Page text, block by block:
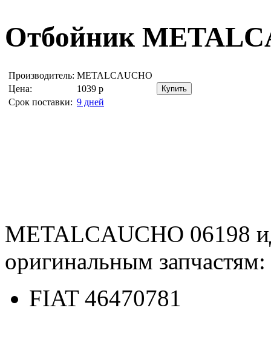
Отбойник
Производитель: METALCAUCHO
Цена:
1039 р
Срок поставки: 9 дней
METALCAUCHO 06198
оригинальным запчастям:
FIAT 46470781